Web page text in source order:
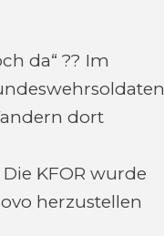
da“ ?? Im
dort
KFOR wurde
herzustellen